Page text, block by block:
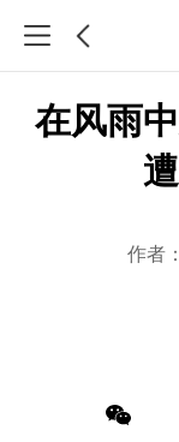
在风雨
作者：